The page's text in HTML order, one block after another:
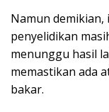
Namun
penyelidikan
menunggu hasil
memastikan ada
bakar.